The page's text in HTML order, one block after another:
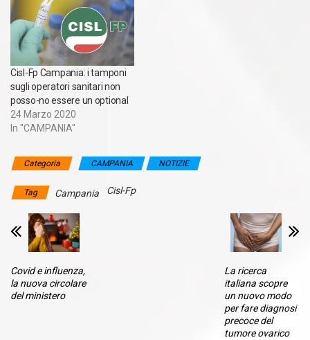
Cisl-Fp Campania: i tamponi
sugli operatori sanitari non
posso-no essere un optional
24 Marzo 2020
In "CAMPANIA"
Categoria CAMPANIA NOTIZIE
Tag Campania Cisl-Fp
Covid e influenza,
la nuova circolare
del ministero
La ricerca
italiana scopre
un nuovo modo
per fare diagnosi
precoce del
tumore ovarico